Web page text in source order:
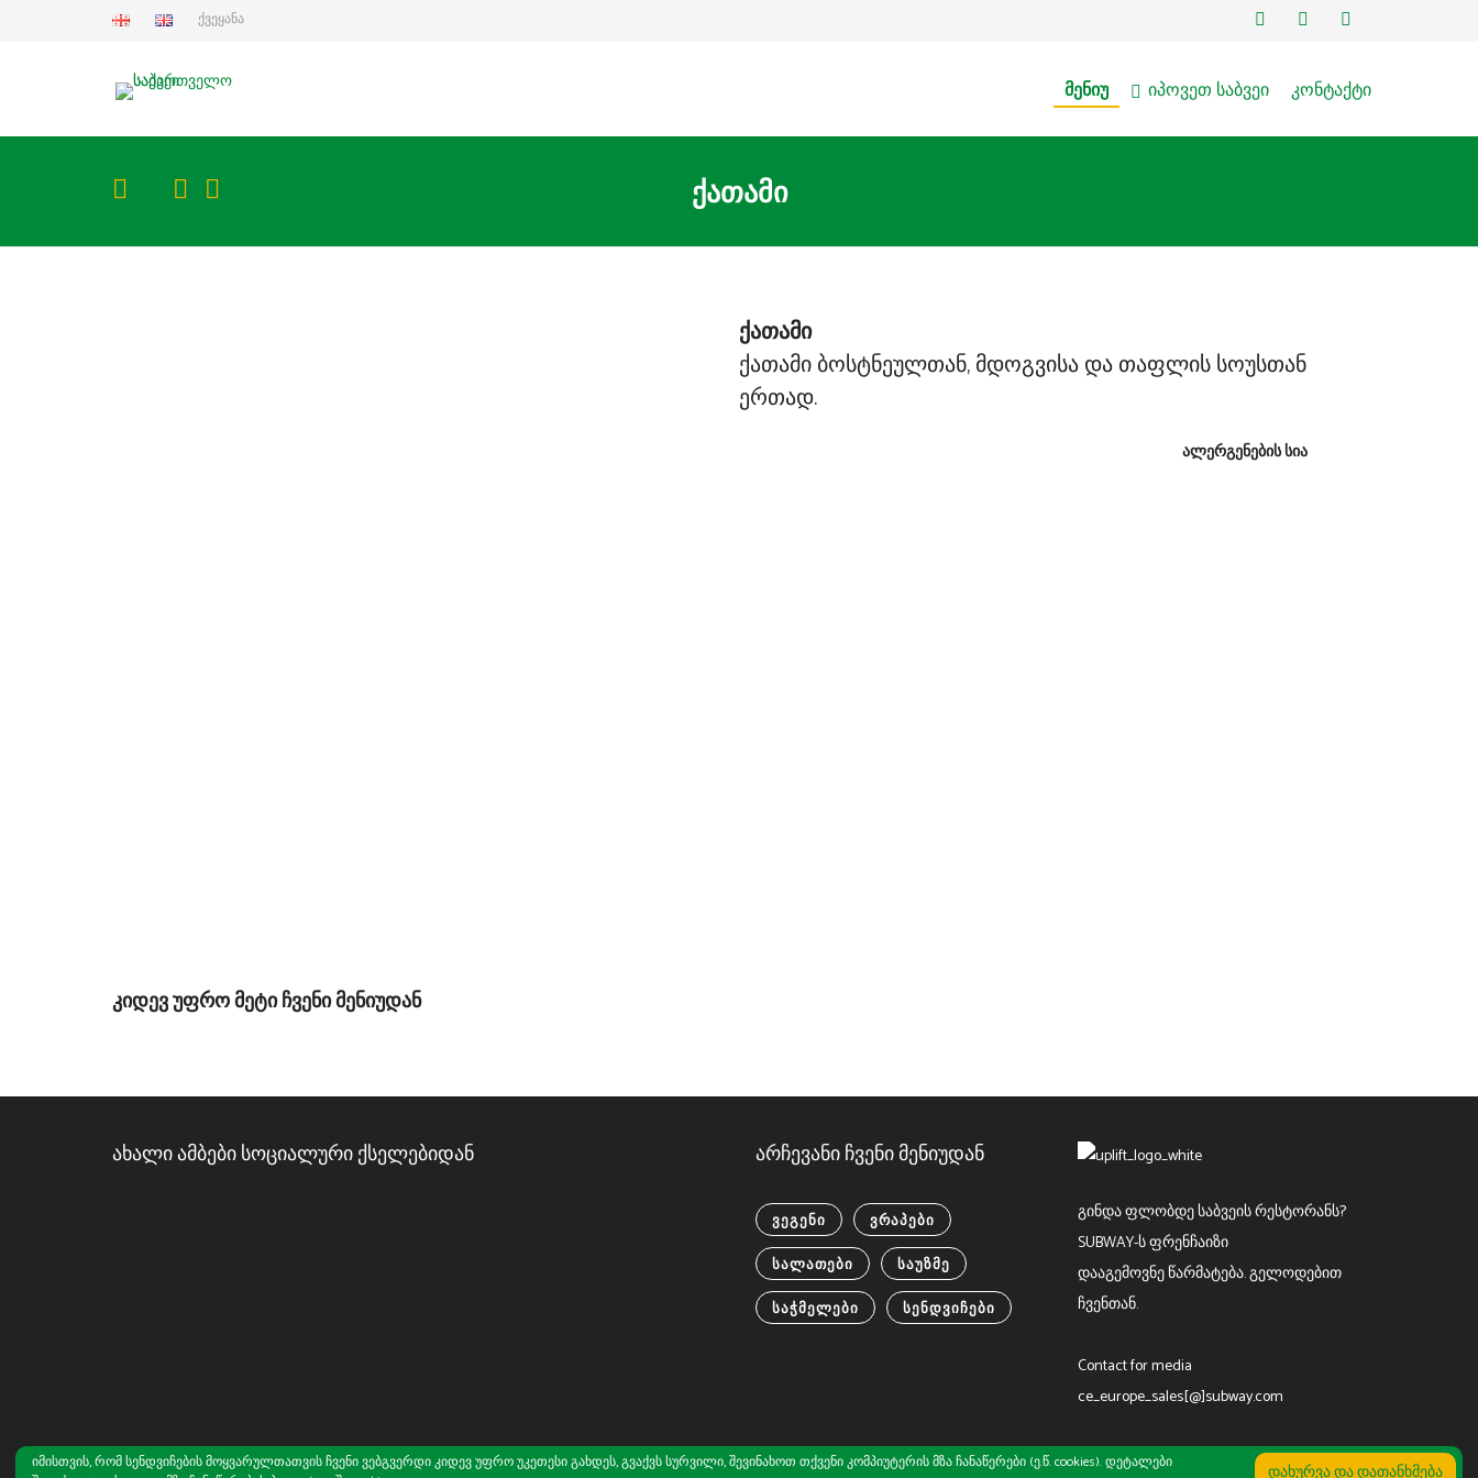
ქვეყანა
ᲛᲔᲜᲘᲣ ᲘᲞᲝᲕᲔᲗ ᲡᲐᲑᲕᲔᲘ ᲙᲝᲜᲢᲐᲥᲢᲘ
ქათამი
ქათამი
ქათამი ბოსტნეულთან, მდოგვისა და თაფლის სოუსთან
ერთად.
ᲐᲚᲔᲠᲒᲔᲜᲔᲑᲘᲡ ᲡᲘᲐ
კიდევ უფრო მეტი ჩვენი მენიუდან
ახალი ამბები სოციალური ქსელებიდან არჩევანი ჩვენი მენიუდან
ᲕᲔᲒᲔᲜᲘ
ᲕᲠᲐᲞᲔᲑᲘ
ᲡᲐᲚᲐᲗᲔᲑᲘ
ᲡᲐᲣᲖᲛᲔ
ᲡᲐᲭᲛᲔᲚᲔᲑᲘ
ᲡᲔᲜᲓᲕᲘᲩᲔᲑᲘ
გინდა ფლობდე საბვეის რესტორანს?
SUBWAY-ს ფრენჩაიზი
დააგემოვნე წარმატება. გელოდებით
ჩვენთან.
Contact for media
ce_europe_sales[@]subway.com
კონფიდენციალურობის პოლიტიკა წესები და პირობები
იმისთვის, რომ სენდვიჩების მოყვარულთათვის ჩვენი ვებგვერდი კიდევ უფრო უკეთესი გახდეს, გვაქვს სურვილი, შევინახოთ თქვენი კომპიუტერის მზა ჩანაწერები (ე.წ. cookies). დეტალები